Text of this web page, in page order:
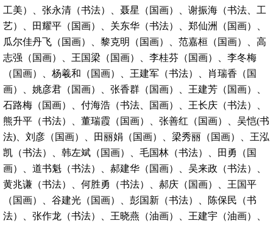
工美）、张永清（书法）、聂星（国画）、谢振海（书法、工
艺）、田耀平（国画）、关东华（书法）、郑仙洲（国画）、
瓜尔佳丹飞（国画）、黎克明（国画）、范嘉桓（国画）、高
志强（国画）、王国梁（国画）、李桂芬（国画）、李冬梅
（国画）、杨羲和（国画）、王建军（书法）、肖瑞香（国
画）、姚彦君（国画）、张香群（国画）、王建芳（国画）、
石路梅（国画）、付海浩（书法、国画）、王长庆（书法）、
熊升平（书法）、董瑞霞（国画）、张善红（国画）、吴恺(书
法)、刘彦（国画）、田丽娟（国画）、梁秀丽（国画）、王泓
凯（书法）、韩左斌（国画）、毛国林（书法）、田勇（国
画）、道书魁（书法）、郝建华（国画）、吴来政（书法）、
黄兆谦（书法）、何胜勇（书法）、郝庆（国画）、王国平
（国画）、谷建光（国画）、彭国新（书法）、陈保民（书
法）、张作龙（书法）、王晓燕（油画）、王建宇（油画）、